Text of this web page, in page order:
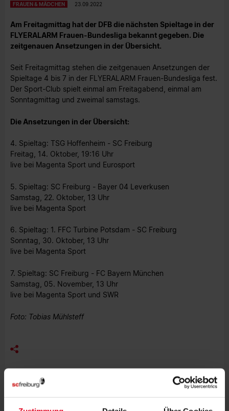
FRAUEN & MÄDCHEN 23.09.2022
Am Freitagmittag hat der DFB die nächsten Spieltage in der
FLYERALARM Frauen-Bundesliga bekannt gegeben. Die
zeitgenauen Ansetzungen in der Übersicht.
Seit Freitagmittag stehen die zeitgenauen Ansetzungen der
Spieltage 4 bis 7 in der FLYERALARM Frauen-Bundesliga fest.
Der Sport-Club spielt einmal am Freitagabend, einmal am
Sonntagmittag und zweimal samstags.
Die Ansetzungen in der Übersicht:
4. Spieltag: TSG Hoffenheim - SC Freiburg
Freitag, 14. Oktober, 19:16 Uhr
live bei Magenta Sport und Eurosport
5. Spieltag: SC Freiburg - Bayer 04 Leverkusen
Samstag, 22. Oktober, 13 Uhr
live bei Magenta Sport
6. Spieltag: 1. FFC Turbine Potsdam - SC Freiburg
Sonntag, 30. Oktober, 13 Uhr
live bei Magenta Sport
7. Spieltag: SC Freiburg - FC Bayern München
Samstag, 05. November, 13 Uhr
live bei Magenta Sport und SWR
Foto: Tobias Mühlsteff
MEHR NEWS
FRAUEN & MÄDCHEN 09.08.2026